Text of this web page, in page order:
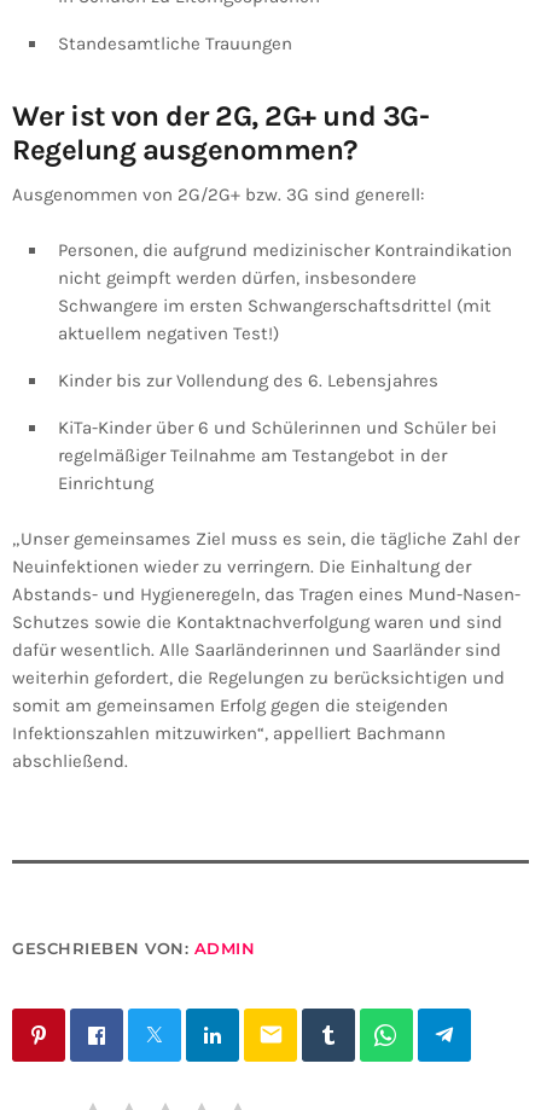
Standesamtliche Trauungen
Wer ist von der 2G, 2G+ und 3G-
Regelung ausgenommen?
Ausgenommen von 2G/2G+ bzw. 3G sind generell:
Personen, die aufgrund medizinischer Kontraindikation
nicht geimpft werden dürfen, insbesondere
Schwangere im ersten Schwangerschaftsdrittel (mit
aktuellem negativen Test!)
Kinder bis zur Vollendung des 6. Lebensjahres
KiTa-Kinder über 6 und Schülerinnen und Schüler bei
regelmäßiger Teilnahme am Testangebot in der
Einrichtung
„Unser gemeinsames Ziel muss es sein, die tägliche Zahl der
Neuinfektionen wieder zu verringern. Die Einhaltung der
Abstands- und Hygieneregeln, das Tragen eines Mund-Nasen-
Schutzes sowie die Kontaktnachverfolgung waren und sind
dafür wesentlich. Alle Saarländerinnen und Saarländer sind
weiterhin gefordert, die Regelungen zu berücksichtigen und
somit am gemeinsamen Erfolg gegen die steigenden
Infektionszahlen mitzuwirken“, appelliert Bachmann
abschließend.
GESCHRIEBEN VON: ADMIN
email